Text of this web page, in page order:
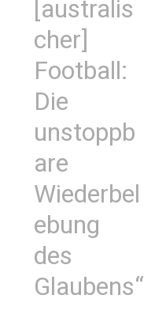
[australis
cher]
Football:
Die
unstoppb
are
Wiederbel
ebung
des
Glaubens“